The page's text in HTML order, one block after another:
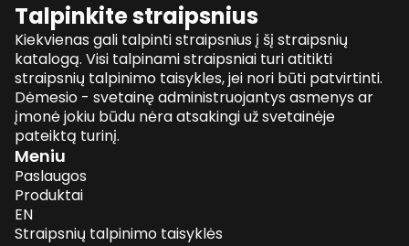
Talpinkite straipsnius
Kiekvienas gali talpinti straipsnius į šį straipsnių
katalogą. Visi talpinami straipsniai turi atitikti
straipsnių talpinimo taisykles, jei nori būti patvirtinti.
Dėmesio - svetainę administruojantys asmenys ar
įmonė jokiu būdu nėra atsakingi už svetainėje
pateiktą turinį.
Meniu
Paslaugos
Produktai
EN
Straipsnių talpinimo taisyklės